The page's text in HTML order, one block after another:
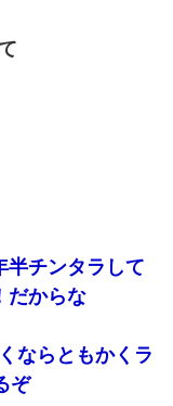
半チンタラして
だからな
ならともかくラ
ぞ